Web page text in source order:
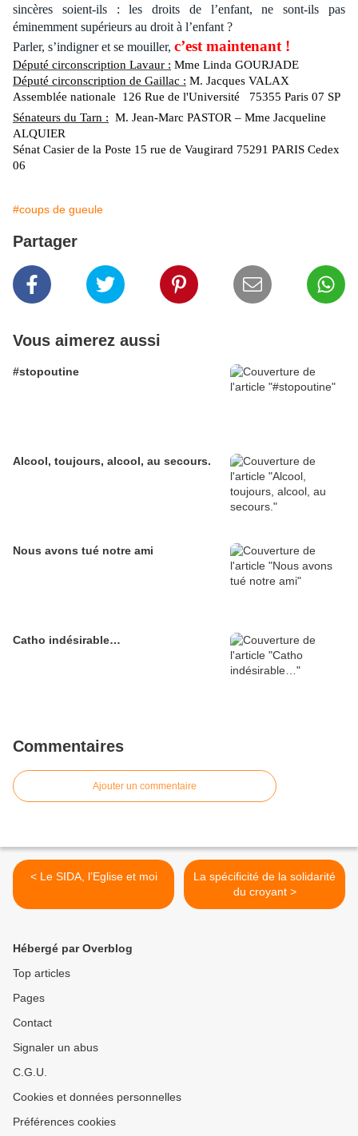
sincères soient-ils : les droits de l’enfant, ne sont-ils pas
éminemment supérieurs au droit à l’enfant ?
Parler, s’indigner et se mouiller, c’est maintenant !
Député circonscription Lavaur : Mme Linda GOURJADE
Député circonscription de Gaillac : M. Jacques VALAX
Assemblée nationale
126 Rue de l'Université
75355 Paris 07 SP
Sénateurs du Tarn : M. Jean-Marc PASTOR – Mme Jacqueline
ALQUIER
Sénat Casier de la Poste 15 rue de Vaugirard 75291 PARIS Cedex
06
#coups de gueule
Partager
Vous aimerez aussi
#stopoutine
Alcool, toujours, alcool, au secours.
Nous avons tué notre ami
Catho indésirable…
Commentaires
Ajouter un commentaire
< Le SIDA, l’Eglise et moi
La spécificité de la solidarité
du croyant >
Hébergé par Overblog
Top articles
Pages
Contact
Signaler un abus
C.G.U.
Cookies et données personnelles
Préférences cookies